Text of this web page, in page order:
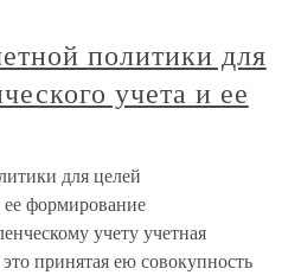
политики для
учета и ее
для целей
ее формирование
учету учетная
принятая ею совокупность